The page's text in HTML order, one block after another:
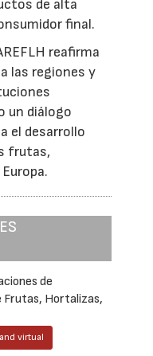
de alta
final.
reafirma
las regiones y
un diálogo
el desarrollo
frutas,
de
Frutas, Hortalizas,
virtual